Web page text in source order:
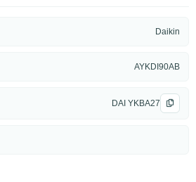
Daikin
AYKDI90AB
DAI YKBA27